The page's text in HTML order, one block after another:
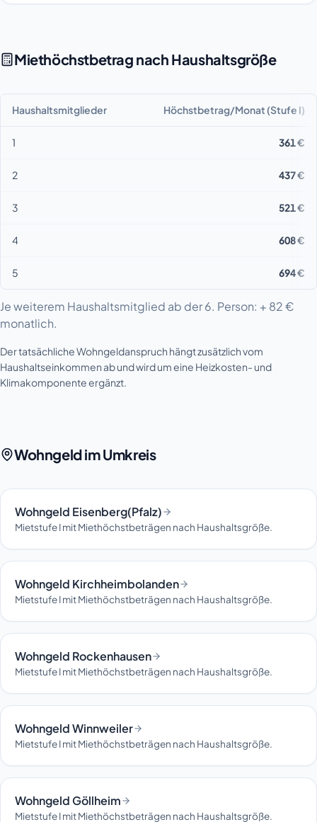
Miethöchstbetrag nach Haushaltsgröße
Haushaltsmitglieder Höchstbetrag/Monat (Stufe I)
1 361 €
2 437 €
3 521 €
4 608 €
5 694 €
Je weiterem Haushaltsmitglied ab der 6. Person: + 82 €
monatlich.
Der tatsächliche Wohngeldanspruch hängt zusätzlich vom
Haushaltseinkommen ab und wird um eine Heizkosten- und
Klimakomponente ergänzt.
Wohngeld im Umkreis
Wohngeld Eisenberg(Pfalz)
Mietstufe I mit Miethöchstbeträgen nach Haushaltsgröße.
Wohngeld Kirchheimbolanden
Mietstufe I mit Miethöchstbeträgen nach Haushaltsgröße.
Wohngeld Rockenhausen
Mietstufe I mit Miethöchstbeträgen nach Haushaltsgröße.
Wohngeld Winnweiler
Mietstufe I mit Miethöchstbeträgen nach Haushaltsgröße.
Wohngeld Göllheim
Mietstufe I mit Miethöchstbeträgen nach Haushaltsgröße.